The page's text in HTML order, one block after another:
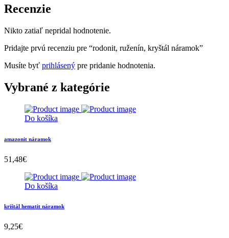
Recenzie
Nikto zatiaľ nepridal hodnotenie.
Pridajte prvú recenziu pre “rodonit, ruženín, kryštál náramok”
Musíte byť prihlásený pre pridanie hodnotenia.
Vybrané z kategórie
Do košíka
amazonit náramok
51,48€
Do košíka
krištál hematit náramok
9,25€